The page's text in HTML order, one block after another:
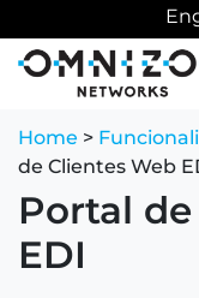
Home >
de Clientes Web
Portal
EDI